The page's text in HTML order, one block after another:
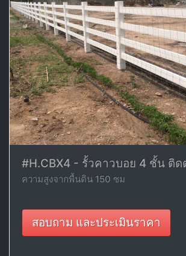
#H.CBX4 - รั้วคาวบอย 4 ชั้น ติด
ความสูงจากพื้นดิน 150 ซม
สอบถาม และประเมินราคา